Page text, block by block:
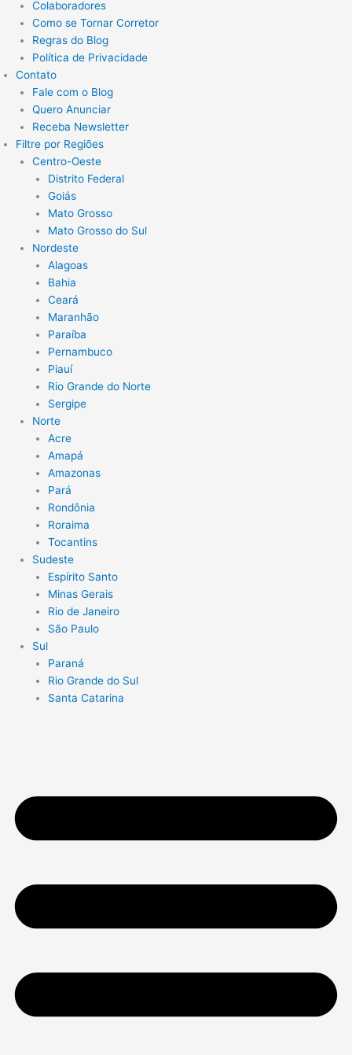
Colaboradores
Como se Tornar Corretor
Regras do Blog
Política de Privacidade
Contato
Fale com o Blog
Quero Anunciar
Receba Newsletter
Filtre por Regiões
Centro-Oeste
Distrito Federal
Goiás
Mato Grosso
Mato Grosso do Sul
Nordeste
Alagoas
Bahia
Ceará
Maranhão
Paraíba
Pernambuco
Piauí
Rio Grande do Norte
Sergipe
Norte
Acre
Amapá
Amazonas
Pará
Rondônia
Roraima
Tocantins
Sudeste
Espírito Santo
Minas Gerais
Rio de Janeiro
São Paulo
Sul
Paraná
Rio Grande do Sul
Santa Catarina